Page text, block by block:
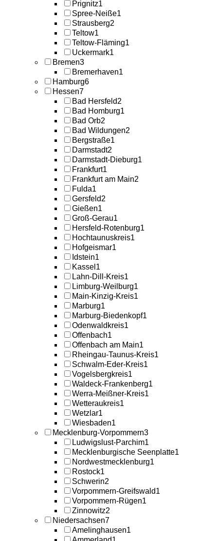
Prignitz1
Spree-Neiße1
Strausberg2
Teltow1
Teltow-Fläming1
Uckermark1
Bremen3
Bremerhaven1
Hamburg6
Hessen7
Bad Hersfeld2
Bad Homburg1
Bad Orb2
Bad Wildungen2
Bergstraße1
Darmstadt2
Darmstadt-Dieburg1
Frankfurt1
Frankfurt am Main2
Fulda1
Gersfeld2
Gießen1
Groß-Gerau1
Hersfeld-Rotenburg1
Hochtaunuskreis1
Hofgeismar1
Idstein1
Kassel 1
Lahn-Dill-Kreis1
Limburg-Weilburg1
Main-Kinzig-Kreis1
Marburg1
Marburg-Biedenkopf1
Odenwaldkreis1
Offenbach1
Offenbach am Main1
Rheingau-Taunus-Kreis1
Schwalm-Eder-Kreis1
Vogelsbergkreis1
Waldeck-Frankenberg1
Werra-Meißner-Kreis1
Wetteraukreis1
Wetzlar1
Wiesbaden1
Mecklenburg-Vorpommern3
Ludwigslust-Parchim1
Mecklenburgische Seenplatte1
Nordwestmecklenburg1
Rostock1
Schwerin2
Vorpommern-Greifswald1
Vorpommern-Rügen1
Zinnowitz2
Niedersachsen7
Amelinghausen1